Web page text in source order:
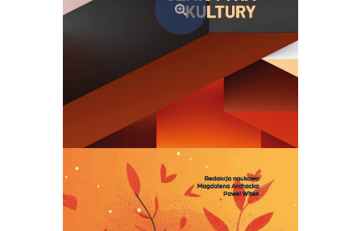
Semiotyka kultury. Teoria i praktyka szkoły tartusko-moskiewskiej
69,00zł